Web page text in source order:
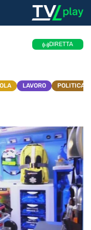
DIRETTA
LAVORO POLITICA